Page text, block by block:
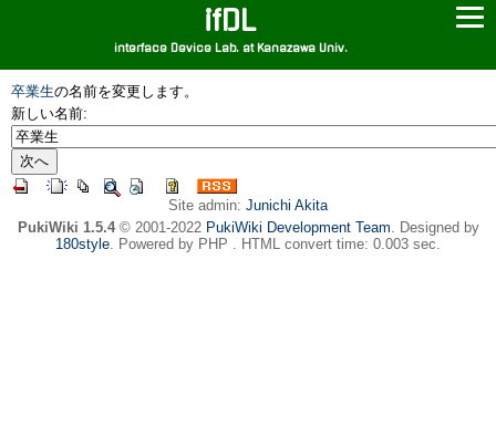
ifDL
interface Device Lab. at Kanazawa Univ.
卒業生の名前を変更します。
新しい名前:
Site admin: Junichi Akita
PukiWiki 1.5.4© 2001-2022 PukiWiki Development Team. Designed by
180style. Powered by PHP . HTML convert time: 0.003 sec.